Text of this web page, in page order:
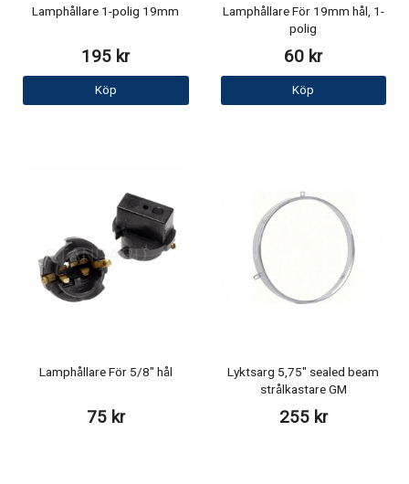
Lamphållare 1-polig 19mm
195 kr
Köp
Lamphållare För 19mm hål, 1-
polig
60 kr
Köp
Lamphållare För 5/8" hål
75 kr
Lyktsarg 5,75" sealed beam
strålkastare GM
255 kr